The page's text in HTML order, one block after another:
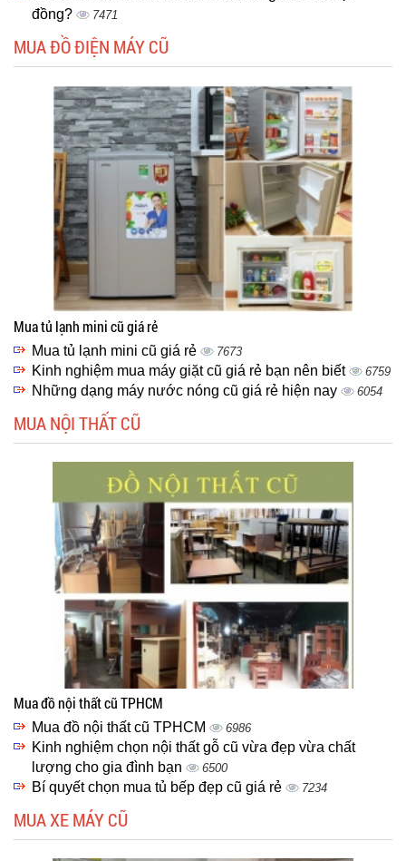
đồng?
7471
MUA ĐỒ ĐIỆN MÁY CŨ
Mua tủ lạnh mini cũ giá rẻ
Mua tủ lạnh mini cũ giá rẻ 7673
Kinh nghiệm mua máy giặt cũ giá rẻ bạn nên biết 6759
Những dạng máy nước nóng cũ giá rẻ hiện nay 6054
MUA NỘI THẤT CŨ
Mua đồ nội thất cũ TPHCM
Mua đồ nội thất cũ TPHCM 6986
Kinh nghiệm chọn nội thất gỗ cũ vừa đẹp vừa chất
lượng cho gia đình bạn
6500
Bí quyết chọn mua tủ bếp đẹp cũ giá rẻ 7234
MUA XE MÁY CŨ